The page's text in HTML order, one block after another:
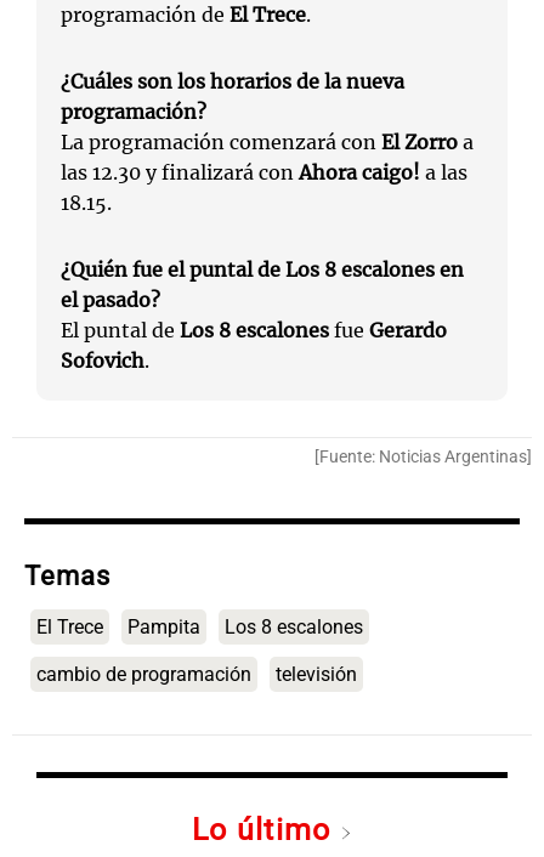
programación de El Trece.
¿Cuáles son los horarios de la nueva
programación?
La programación comenzará con El Zorro a
las 12.30 y finalizará conAhora caigo! a las
18.15.
¿Quién fue el puntal de Los 8 escalones en
el pasado?
El puntal de Los 8 escalones fue Gerardo
Sofovich.
[Fuente: Noticias Argentinas]
Temas
El Trece Pampita Los 8 escalones
cambio de programación televisión
Lo último